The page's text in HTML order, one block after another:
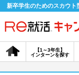
新卒学生のためのスカウト
【1～3年生】
インターンを探す
会員登